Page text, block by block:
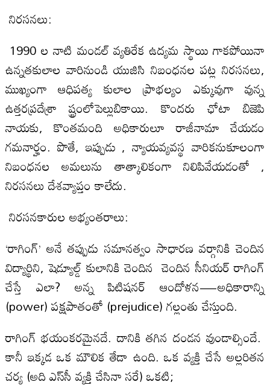
నిరసనలు:
1990 ల నాటి మండల్ వ్యతిరేక ఉద్యమ స్థాయి గాకపోయినా
ఉన్నతకులాల వారినుండి యుజిసి నిబంధ‌నల పట్ల నిరసనలు,
ముఖ్యంగా ఆధిపత్య కులాల ప్రాభల్యం ఎక్కువుగా వున్న
ఉత్తరప్రదేశ్రా ష్ట్రంలోపెల్లుబికాయి. కొందరు ఛోటా బిజెపి
నాయకు, కొంతమంది అధికారులూ రాజీనామా చేయడం
గమనార్హం. పొతే, ఇప్పుడు , న్యాయవ్యవస్థ వారికనుకూలంగా
నిబంధ‌నల అమలును తాత్కాలికంగా నిలిపివేయడంతో ,
నిరసనలు దేశవ్యాప్తం కాలేదు.
నిరసనకారుల అభ్యంతరాలు:
‘రాగింగ్’ అనే తప్పుడు సమానత్వం సాధారణ వర్గానికి చెందిన
విద్యార్థిని, షెడ్యూల్డ్ కులానికి చెందిన చెందిన సీనియర్ రాగింగ్
చేస్తే ఎలా? అన్న పిటిషనర్ ఆందోళన—అధికారాన్ని
(power) పక్షపాతంతో (prejudice) గల్లంతు చేస్తుంది.
రాగింగ్ భయంకరమైనదే. దానికి తగిన దండన వుండాల్సిందే.
కానీ ఇక్కడ ఒక మౌలిక తేడా ఉంది. ఒక వ్యక్తి చేసే అల్లరితన
చర్య (అది ఎస్‌సీ వ్యక్తి చేసినా సరే) ఒకటి;